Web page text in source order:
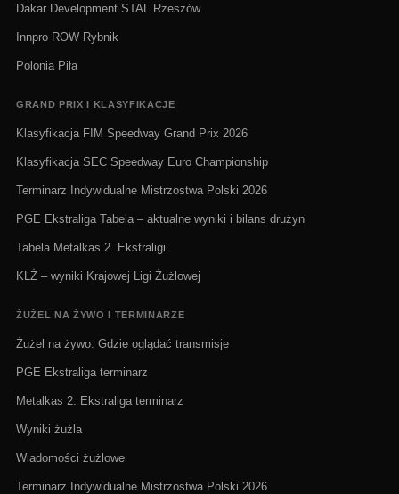
Dakar Development STAL Rzeszów
Innpro ROW Rybnik
Polonia Piła
GRAND PRIX I KLASYFIKACJE
Klasyfikacja FIM Speedway Grand Prix 2026
Klasyfikacja SEC Speedway Euro Championship
Terminarz Indywidualne Mistrzostwa Polski 2026
PGE Ekstraliga Tabela – aktualne wyniki i bilans drużyn
Tabela Metalkas 2. Ekstraligi
KLŻ – wyniki Krajowej Ligi Żużlowej
ŻUŻEL NA ŻYWO I TERMINARZE
Żużel na żywo: Gdzie oglądać transmisje
PGE Ekstraliga terminarz
Metalkas 2. Ekstraliga terminarz
Wyniki żużla
Wiadomości żużlowe
Terminarz Indywidualne Mistrzostwa Polski 2026